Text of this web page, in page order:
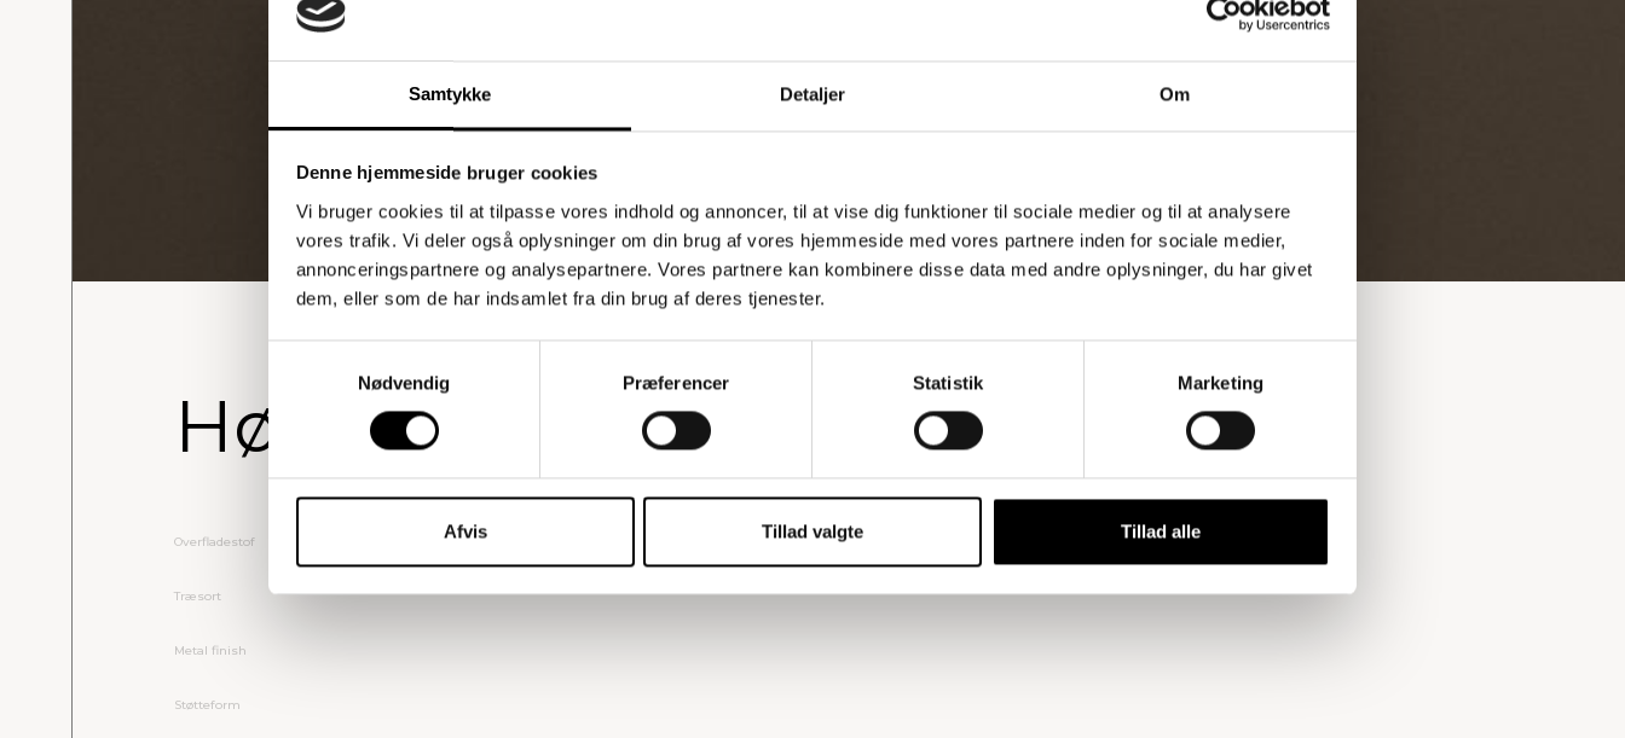
Samtykke Detaljer Om
Denne hjemmeside bruger cookies
Vi bruger cookies til at tilpasse vores indhold og annoncer, til at vise dig funktioner til sociale medier og til at analysere
vores trafik. Vi deler også oplysninger om din brug af vores hjemmeside med vores partnere inden for sociale medier,
annonceringspartnere og analysepartnere. Vores partnere kan kombinere disse data med andre oplysninger, du har givet
dem, eller som de har indsamlet fra din brug af deres tjenester.
Nødvendig
Præferencer Statistik Marketing
Afvis Tillad valgte Tillad alle
Høj Stol
Overfladestof
Træsort
Metal finish
Støtteform